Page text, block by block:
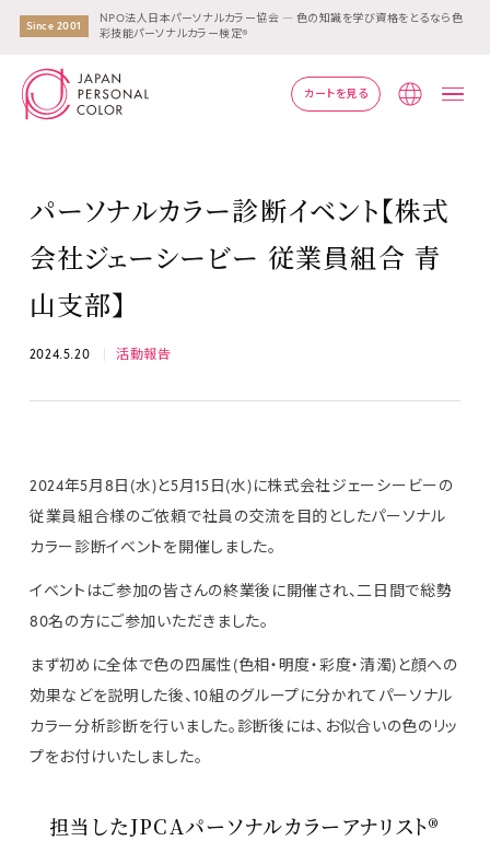
Since 2001
NPO法人日本パーソナルカラー協会 ― 色の知識を学び資格をとるなら色
彩技能パーソナルカラー検定®
カートを見る
パーソナルカラー診断イベント【株式
会社ジェーシービー 従業員組合 青
山支部】
2024.5.20 活動報告
2024年5月8日(水)と5月15日(水)に株式会社ジェーシービーの
従業員組合様のご依頼で社員の交流を目的としたパーソナル
カラー診断イベントを開催しました。
イベントはご参加の皆さんの終業後に開催され、二日間で総勢
80名の方にご参加いただきました。
まず初めに全体で色の四属性(色相・明度・彩度・清濁)と顔への
効果などを説明した後、10組のグループに分かれてパーソナル
カラー分析診断を行いました。診断後には、お似合いの色のリッ
プをお付けいたしました。
担当したJPCAパーソナルカラーアナリスト®